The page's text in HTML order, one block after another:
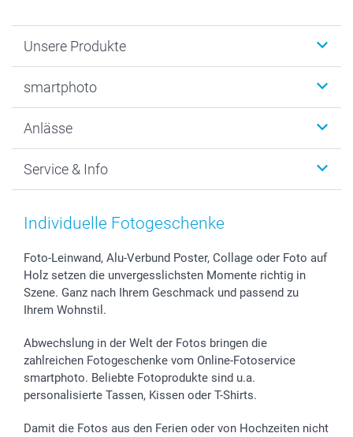
Unsere Produkte
Fotogeschenke
MyNameBook
Fotoabzüge, Fotos als Buch & Poster
Zubehör & Material
Sticker & Etiketten
Geschenk-Gutscheine (PDF)
smartphoto
Warum smartphoto
Datenschutz
AGB
Presse
Partnerprogramme
Investor Relations
Widerrufsrecht
Anlässe
Neujahr
Muttertag
Kommunion & Konfirmation
Hochzeit
Geburtstag
Zu allen Anlässen
Service & Info
Preise und Versandkosten
48h Lieferung
Zahlungsmöglichkeiten
Anmelden /Registrieren
Status der Bestellung
smartfriends
smartgarantie
smartbonus
Individuelle Fotogeschenke
Foto-Leinwand, Alu-Verbund Poster, Collage oder Foto auf
Holz setzen die unvergesslichsten Momente richtig in
Szene. Ganz nach Ihrem Geschmack und passend zu
Ihrem Wohnstil.
Abwechslung in der Welt der Fotos bringen die
zahlreichen Fotogeschenke vom Online-Fotoservice
smartphoto. Beliebte Fotoprodukte sind u.a.
personalisierte Tassen, Kissen oder T-Shirts.
Damit die Fotos aus den Ferien oder von Hochzeiten nicht